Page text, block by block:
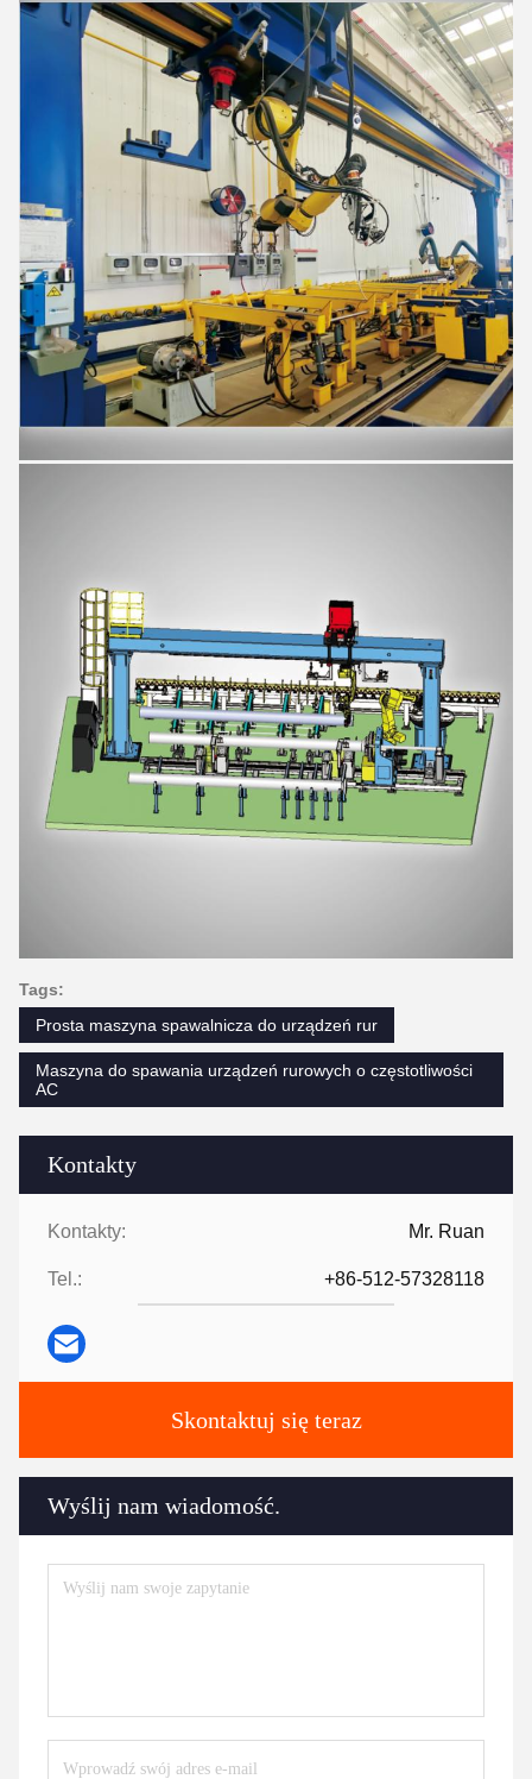
Kontakty
Kontakty: Mr. Ruan
Tel.: +86-512-57328118
Skontaktuj się teraz
Wyślij nam wiadomość.
Tags:
Prosta maszyna spawalnicza do urządzeń rur
Maszyna do spawania urządzeń rurowych o częstotliwości
AC